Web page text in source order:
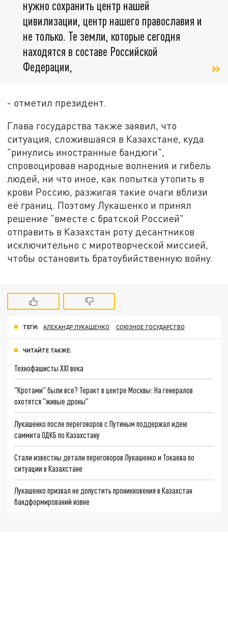
нужно сохранить центр нашей
цивилизации, центр нашего православия и
не только. Те земли, которые сегодня
находятся в составе Российской
Федерации,
- отметил президент.
Глава государства также заявил, что
ситуация, сложившаяся в Казахстане, куда
"ринулись иностранные бандюги",
спровоцировав народные волнения и гибель
людей, ни что иное, как попытка утопить в
крови Россию, разжигая такие очаги вблизи
её границ. Поэтому Лукашенко и принял
решение "вместе с братской Россией"
отправить в Казахстан роту десантников
исключительно с миротворческой миссией,
чтобы остановить братоубийственную войну.
ТЕГИ: АЛЕКАНДР ЛУКАШЕНКО СОЮЗНОЕ ГОСУДАРСТВО
ЧИТАЙТЕ ТАКЖЕ:
Технофашисты XXI века
"Кротами" были все? Теракт в центре Москвы: На генералов
охотятся "живые дроны"
Лукашенко после переговоров с Путиным поддержал идею
саммита ОДКБ по Казахстану
Стали известны детали переговоров Лукашенко и Токаева по
ситуации в Казахстане
Лукашенко призвал не допустить проникновения в Казахстан
бандформирований извне